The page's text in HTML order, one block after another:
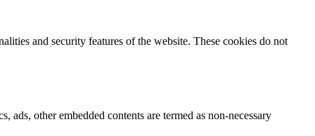
and security features of the website. These cookies do not
other embedded contents are termed as non-necessary